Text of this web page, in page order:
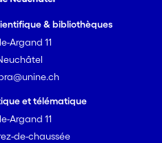
& bibliothèques
Argand 11
et télématique
Argand 11
de-chaussée